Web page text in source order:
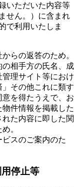
いただいた内容等
せん。）に含まれ
で利用いたしま
らの返答のため。
の相手方の氏名、成
理サイト等におけ
その他これに類す
を得たうえで、お
件情報を掲載した
た内容に即した関
。
ビスのご案内のた
用停止等